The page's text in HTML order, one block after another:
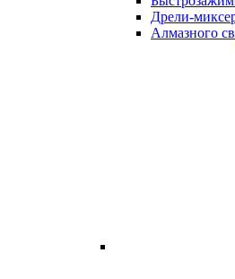
Дрели-
Алмазного